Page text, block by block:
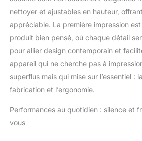
nettoyer et ajustables en hauteur,
appréciable. La première impression est
produit bien pensé, où chaque détail
pour allier design contemporain et
appareil qui ne cherche pas à
superflus mais qui mise sur l’essentiel :
fabrication et l’ergonomie.
Performances au quotidien : silence et
vous